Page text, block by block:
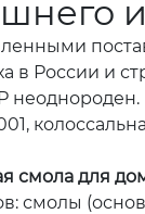
России и
смола для
смолы